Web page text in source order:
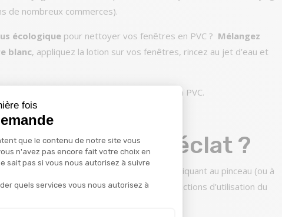
fois
Gestion du Consentement :
que le contenu de notre site vous
n'avez pas encore fait votre choix en
sait pas si vous nous autorisez à suivre
quels services vous nous autorisez à
Axeptio consent
de nombreux commerces).
écologiquepour nettoyer vos fenêtres en PVC ? Mélangez
blanc, appliquez la lotion sur vos fenêtres, rincez au jet d’eau et
risquent d’endommager vos châssis en PVC.
ont perdu leur éclat ?
de rétablir le brillant d’origine en appliquant au pinceau (ou à
trouvé dans le commerce. Suivez les instructions d’utilisation du